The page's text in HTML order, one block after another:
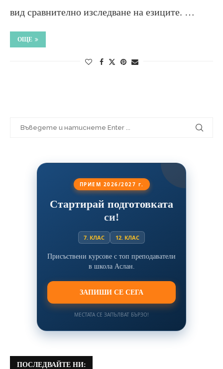
вид сравнително изследване на езиците. …
ОЩЕ
ПРИЕМ 2026/2027 г.
Стартирай подготовката
си!
7. КЛАС 12. КЛАС
Присъствени курсове с топ преподаватели
в школа Аслан.
ЗАПИШИ СЕ СЕГА
МЕСТАТА СЕ ЗАПЪЛВАТ БЪРЗО!
ПОСЛЕДВАЙТЕ НИ: